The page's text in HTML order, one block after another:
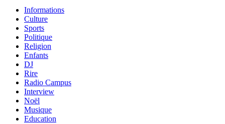
Informations
Culture
Sports
Politique
Religion
Enfants
DJ
Rire
Radio Campus
Interview
Noël
Musique
Education